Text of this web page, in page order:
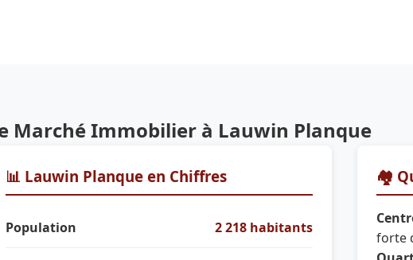
Marché Immobilier à Lauwin Planque
📊 Lauwin Planque en Chiffres
Population 2 218 habitants
🏘️
forte